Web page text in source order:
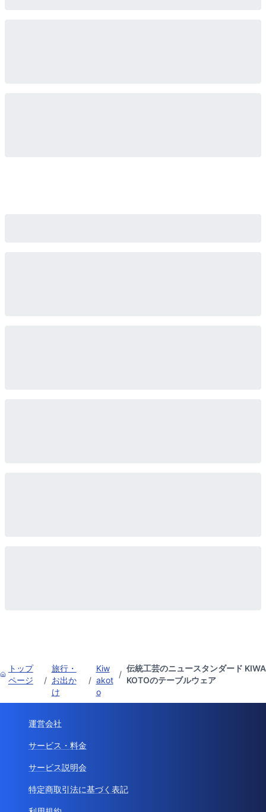
トップ
ページ
/
旅行・
お出か
け
/
Kiw
akot
o
/
伝統工芸のニュースタンダード KIWA
KOTOのテーブルウェア
運営会社
サービス・料金
サービス説明会
特定商取引法に基づく表記